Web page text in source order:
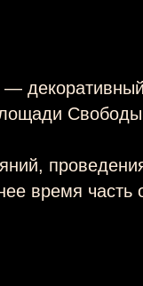
—
время часть